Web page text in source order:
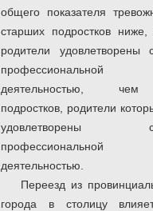
общего показателя
старших подростков ниже,
родители удовлетворены
профессиональной
деятельностью,
подростков, родители
удовлетворены
профессиональной
деятельностью.
Переезд из
города в столицу